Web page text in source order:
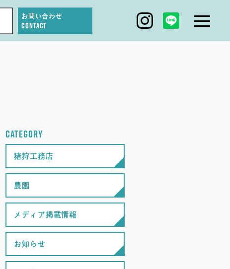
お問い合わせ
CONTACT
SEAS0N BY MYSELF
CATEGORY
猪狩工務店
農園
メディア掲載情報
お知らせ